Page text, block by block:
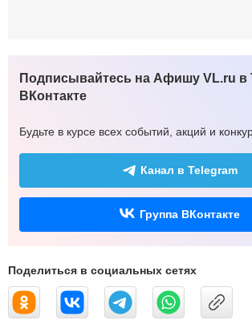
Подписывайтесь на Афишу VL.ru в
ВКонтакте
Будьте в курсе всех событий, акций и
Канал в Telegram
Группа ВКонтакте
Поделиться в социальных сетях